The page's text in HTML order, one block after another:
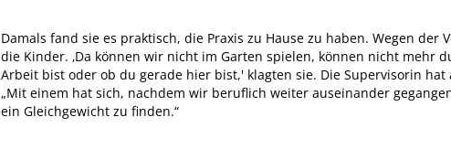
Damals fand sie es praktisch, die Praxis zu Hause zu haben. Wegen
die Kinder. ‚Da können wir nicht im Garten spielen, können nicht mehr
Arbeit bist oder ob du gerade hier bist,' klagten sie. Die Supervisorin
„Mit einem hat sich, nachdem wir beruflich weiter auseinander
ein Gleichgewicht zu finden.“